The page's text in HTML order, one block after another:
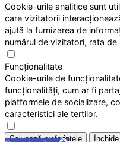
Cookie-urile analitice sunt
care vizitatorii
ajută la furnizarea de
numărul de vizitatori, rata
Funcționalitate
Cookie-urile de
funcționalități, cum ar fi
platformele de socializare,
caracteristici ale terților.
Salvează preferințele Închide